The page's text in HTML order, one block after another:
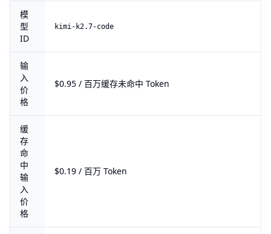
模
型
ID
kimi-k2.7-code
输
入
价
格
$0.95 / 百万缓存未命中 Token
缓
存
命
中
输
入
价
格
$0.19 / 百万 Token